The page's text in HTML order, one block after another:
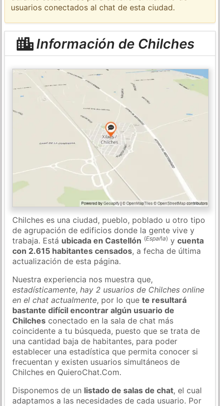
usuarios conectados al chat de esta ciudad.
Información de Chilches
Chilches es una ciudad, pueblo, poblado u otro tipo
de agrupación de edificios donde la gente vive y
trabaja. Está ubicada en Castellón (España) ycuenta
con 2.615 habitantes censados, a fecha de última
actualización de esta página.
Nuestra experiencia nos muestra que,
estadísticamente,hay 2 usuarios de Chilches online
en el chat actualmente, por lo quete resultará
bastante difícil encontrar algún usuario de
Chilches conectado en la sala de chat más
coincidente a tu búsqueda, puesto que se trata de
una cantidad baja de habitantes, para poder
establecer una estadística que permita conocer si
frecuentan y existen usuarios simultáneos de
Chilches en QuieroChat.Com.
Disponemos de un listado de salas de chat, el cual
adaptamos a las necesidades de cada usuario. Por